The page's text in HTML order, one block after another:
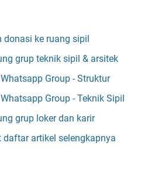
donasi ke ruang sipil
grup teknik sipil & arsitek
Group - Struktur
Group - Teknik Sipil
grup loker dan karir
daftar artikel selengkapnya